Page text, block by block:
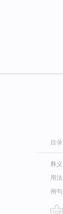
目录
释义
用法
例句